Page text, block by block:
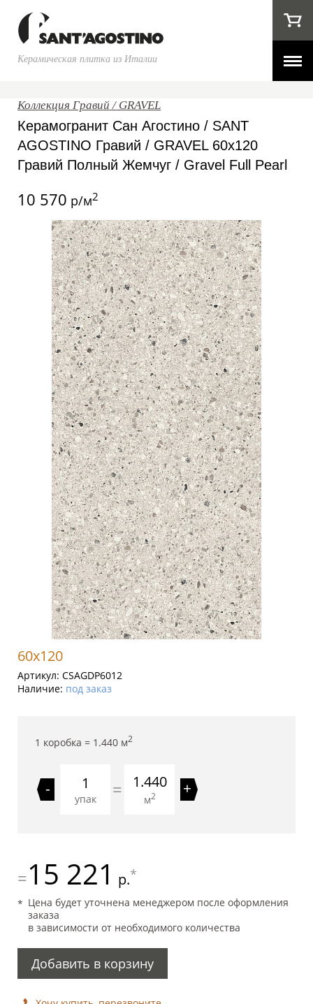
Керамическая плитка из Италии
Коллекция Гравий / GRAVEL
Керамогранит Сан Агостино / SANT
AGOSTINO Гравий / GRAVEL 60x120
Гравий Полный Жемчуг / Gravel Full Pearl
10 570 р/м2
60x120
Артикул: CSAGDP6012
Наличие: под заказ
1 коробка = 1.440 м2
-
упак = 1.440
м2 +
=15 221 р.*
Цена будет уточнена менеджером после оформления
заказа
в зависимости от необходимого количества
Добавить в корзину